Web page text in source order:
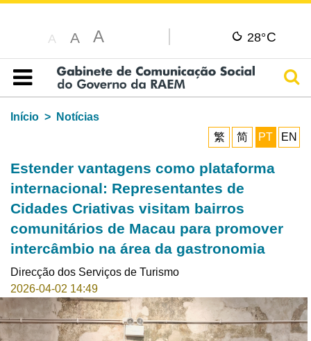
A A A 28°C
Índice
Início
Notícias
繁
简 PT EN
Estender vantagens como plataforma
internacional: Representantes de
Cidades Criativas visitam bairros
comunitários de Macau para promover
intercâmbio na área da gastronomia
Direcção dos Serviços de Turismo
2026-04-02 14:49